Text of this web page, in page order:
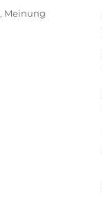
, Meinung